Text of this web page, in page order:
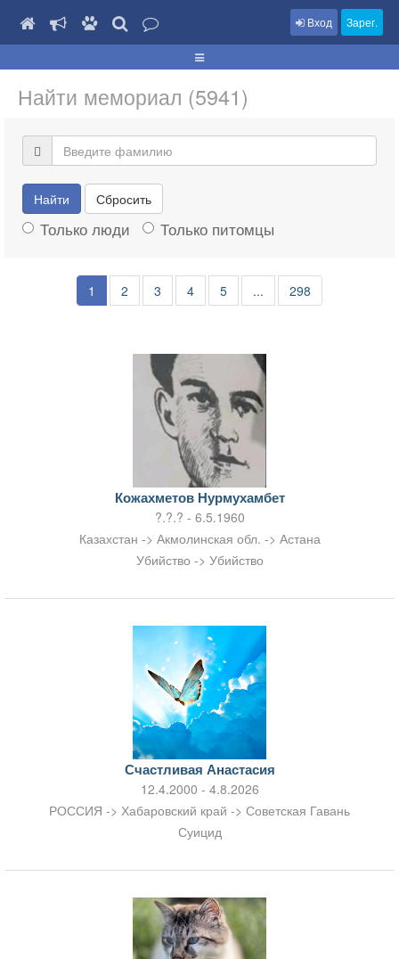
Вход Зарег.
Найти мемориал (5941)
Найти Сбросить
Только люди Только питомцы
1 2 3 4 5 ... 298
Кожахметов Нурмухамбет
?.?.? - 6.5.1960
Казахстан -> Акмолинская обл. -> Астана
Убийство -> Убийство
Счастливая Анастасия
12.4.2000 - 4.8.2026
РОССИЯ -> Хабаровский край -> Советская Гавань
Суицид